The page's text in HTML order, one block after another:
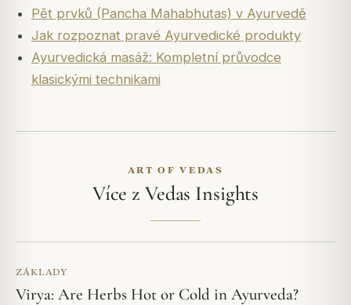
Pět prvků (Pancha Mahabhutas) v Ayurvedě
Jak rozpoznat pravé Ayurvedické produkty
Ayurvedická masáž: Kompletní průvodce
klasickými technikami
ART OF VEDAS
Více z Vedas Insights
ZÁKLADY
Virya: Are Herbs Hot or Cold in Ayurveda?